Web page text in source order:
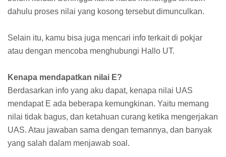
dahulu proses nilai yang kosong tersebut dimunculkan.
Selain itu, kamu bisa juga mencari info terkait di pokjar
atau dengan mencoba menghubungi Hallo UT.
Kenapa mendapatkan nilai E?
Berdasarkan info yang aku dapat, kenapa nilai UAS
mendapat E ada beberapa kemungkinan. Yaitu memang
nilai tidak bagus, dan ketahuan curang ketika mengerjakan
UAS. Atau jawaban sama dengan temannya, dan banyak
yang salah dalam menjawab soal.